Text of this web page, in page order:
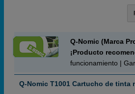
Q-Nomic (Marca
¡Producto
funcionamiento |
Q-Nomic T1001 Cartucho de tinta